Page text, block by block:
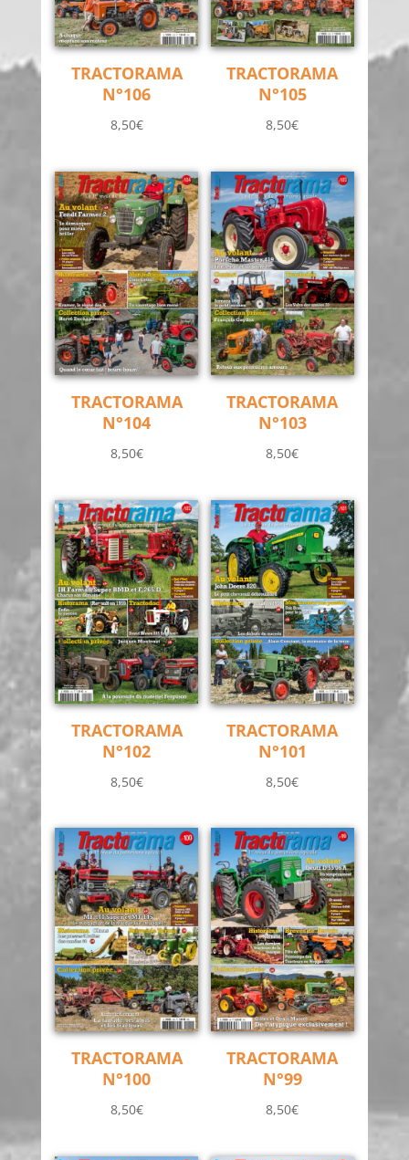
TRACTORAMA
N°106
8,50€
TRACTORAMA
N°105
8,50€
TRACTORAMA
N°104
8,50€
TRACTORAMA
N°103
8,50€
TRACTORAMA
N°102
8,50€
TRACTORAMA
N°101
8,50€
TRACTORAMA
N°100
8,50€
TRACTORAMA
N°99
8,50€